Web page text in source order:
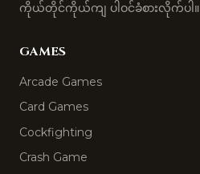
ကိုယ်တိုင်ကိုယ်ကျ ပါဝင်ခံစားလိုက်ပါ။
GAMES
Arcade Games
Card Games
Cockfighting
Crash Game